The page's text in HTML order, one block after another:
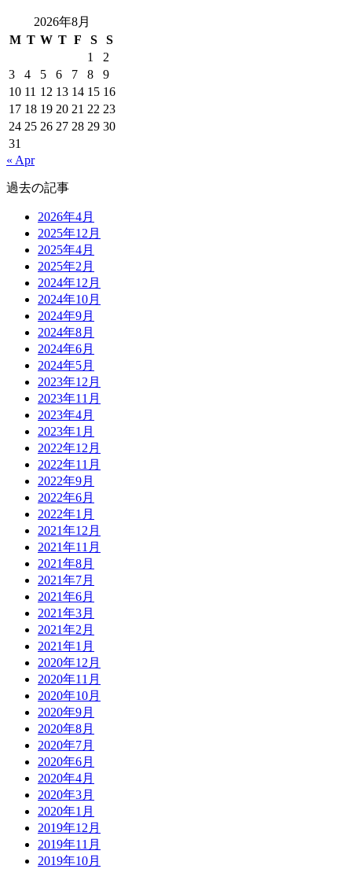
2026年8月
M T W T F S
S
1
2
3
4 5 6 7 8
9
10 11 12 13 14 15 16
17 18 19 20 21 22 23
24 25 26 27 28 29 30
31
« Apr
過去の記事
2026年4月
2025年12月
2025年4月
2025年2月
2024年12月
2024年10月
2024年9月
2024年8月
2024年6月
2024年5月
2023年12月
2023年11月
2023年4月
2023年1月
2022年12月
2022年11月
2022年9月
2022年6月
2022年1月
2021年12月
2021年11月
2021年8月
2021年7月
2021年6月
2021年3月
2021年2月
2021年1月
2020年12月
2020年11月
2020年10月
2020年9月
2020年8月
2020年7月
2020年6月
2020年4月
2020年3月
2020年1月
2019年12月
2019年11月
2019年10月